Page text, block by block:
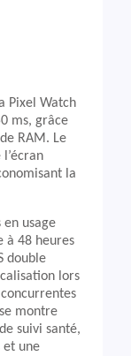
Pixel Watch
ms, grâce
RAM. Le
la
en usage
à 48 heures
double
lors
montre
suivi santé,
et une